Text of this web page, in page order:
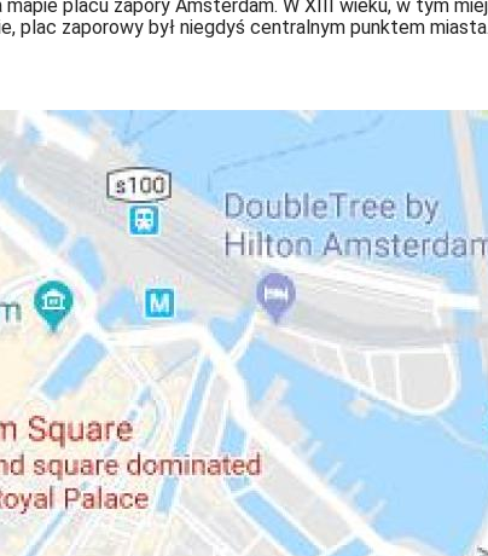
placu zapory Amsterdam. W XIII wieku, w tym
plac zaporowy był niegdyś centralnym punktem